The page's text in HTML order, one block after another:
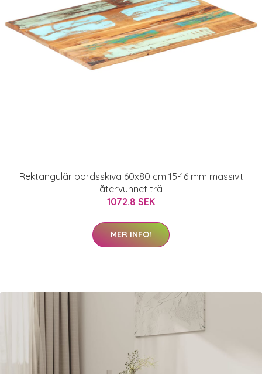
Rektangulär bordsskiva 60x80 cm 15-16 mm massivt
återvunnet trä
1072.8 SEK
MER INFO!